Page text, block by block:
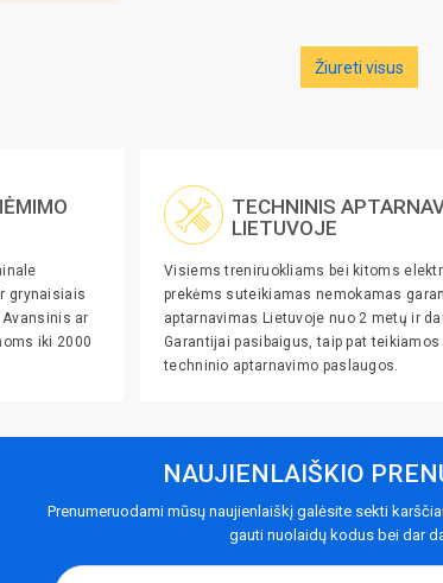
Žiureti visus
grynaisiais
ar
iki 2000
TECHNINIS
LIETUVOJE
Visiems treniruokliams bei kitoms
prekėms suteikiamas nemokamas
aptarnavimas Lietuvoje nuo 2 metų ir
Garantijai pasibaigus, taip pat
techninio aptarnavimo paslaugos.
NAUJIENLAIŠKIO
Prenumeruodami mūsų naujienlaiškį galėsite sekti
gauti nuolaidų kodus bei dar